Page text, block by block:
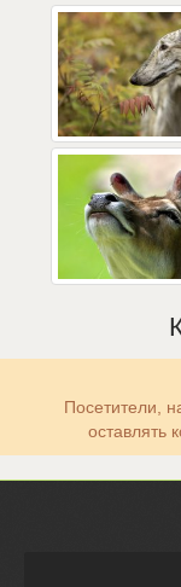
Посетители,
оставлять